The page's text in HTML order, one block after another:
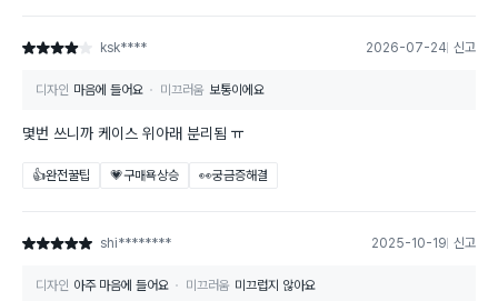
별점 4점 ksk**** 2026-07-24 신고
디자인 마음에 들어요 미끄러움 보통이에요
몇번 쓰니까 케이스 위아래 분리됨 ㅠ
👍완전꿀팁 💗구매욕상승 👀궁금증해결
별점 5점 shi******** 2025-10-19 신고
디자인 아주 마음에 들어요 미끄러움 미끄럽지 않아요